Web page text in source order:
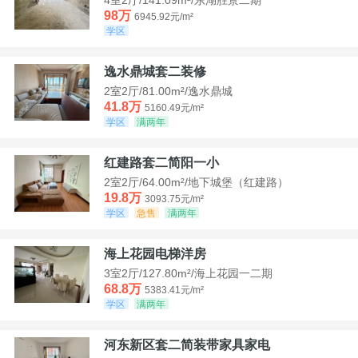
98万 6945.92元/m²
学区
逸水鼎城套二装修
2室2厅/81.00m²/逸水鼎城
41.8万 5160.49元/m²
学区
满两年
红建路套二简阳一小
2室2厅/64.00m²/地下城堡（红建路）
19.8万 3093.75元/m²
学区
急售 满两年
海上花园电梯洋房
3室2厅/127.80m²/海上花园一二期
68.8万 5383.41元/m²
学区
满两年
河东新区套二简装带家具家电